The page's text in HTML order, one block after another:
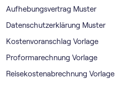
Aufhebungsvertrag Muster
Datenschutzerklärung Muster
Kostenvoranschlag Vorlage
Proformarechnung Vorlage
Reisekostenabrechnung Vorlage